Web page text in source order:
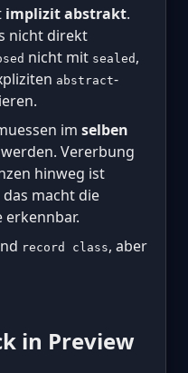
implizit abstrakt.
nicht direkt
nicht mit sealed ,
abstract-
im selben
Vererbung
hinweg ist
macht die
erkennbar.
record class, aber
in Preview